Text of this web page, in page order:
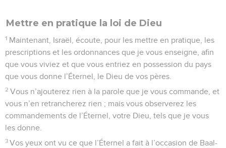
Mettre en pratique la loi de Dieu
1 Maintenant, Israël, écoute, pour les mettre en pratique, les
prescriptions et les ordonnances que je vous enseigne, afin
que vous viviez et que vous entriez en possession du pays
que vous donne l’Éternel, le Dieu de vos pères.
2 Vous n’ajouterez rien à la parole que je vous commande, et
vous n’en retrancherez rien ; mais vous observerez les
commandements de l’Éternel, votre Dieu, tels que je vous
les donne.
3 Vos yeux ont vu ce que l’Éternel a fait à l’occasion de Baal-